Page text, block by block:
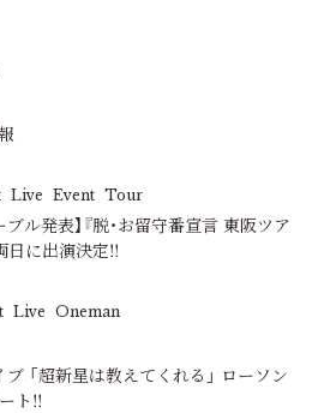
Live Event Tour
ル発表】『脱・お留守番宣言 東阪ツア
日に出演決定‼
Live Oneman
「超新星は教えてくれる」 ローソン
ト‼